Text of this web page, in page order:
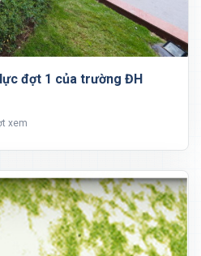
đợt 1 của trường ĐH
xem